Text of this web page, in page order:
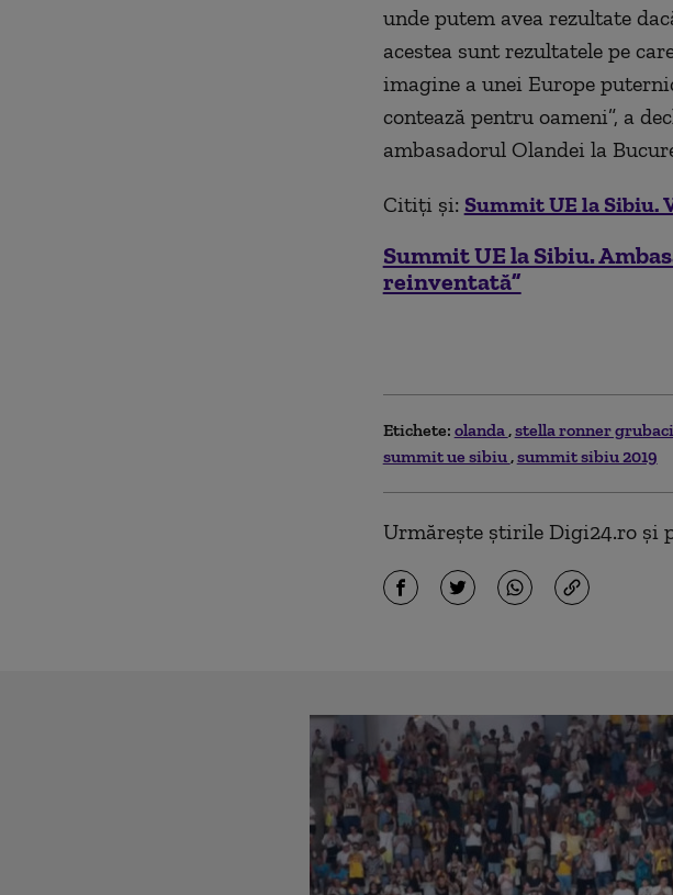
unde putem avea rezultate
acestea sunt rezultatele pe
imagine a unei Europe
contează pentru oameni”, a
ambasadorul Olandei la
Citiți și: Summit UE la
Summit UE la Sibiu.
reinventată”
Etichete: olanda stella ronner
summit ue sibiu summit sibiu 2019
Urmărește știrile Digi24.ro și